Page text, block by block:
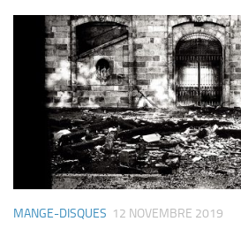
MANGE-DISQUES 12 NOVEMBRE 2019